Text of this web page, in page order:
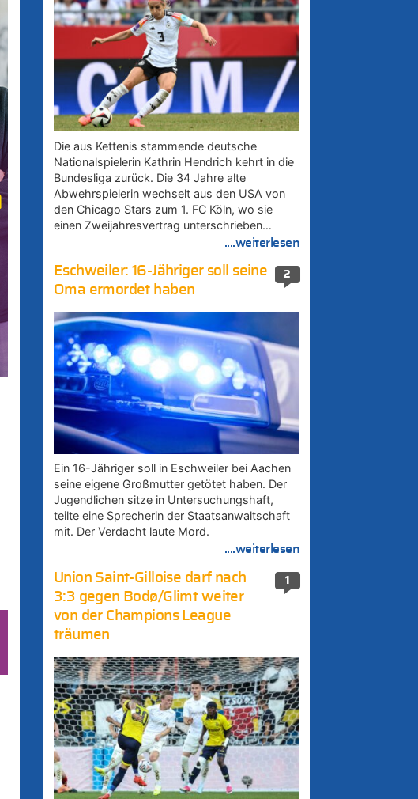
Die aus Kettenis stammende deutsche
Nationalspielerin Kathrin Hendrich kehrt in die
Bundesliga zurück. Die 34 Jahre alte
Abwehrspielerin wechselt aus den USA von
den Chicago Stars zum 1. FC Köln, wo sie
einen Zweijahresvertrag unterschrieben…
....weiterlesen
2
Eschweiler: 16-Jähriger soll seine
Oma ermordet haben
Ein 16-Jähriger soll in Eschweiler bei Aachen
seine eigene Großmutter getötet haben. Der
Jugendlichen sitze in Untersuchungshaft,
teilte eine Sprecherin der Staatsanwaltschaft
mit. Der Verdacht laute Mord.
....weiterlesen
1
Union Saint-Gilloise darf nach
3:3 gegen Bodø/Glimt weiter
von der Champions League
träumen